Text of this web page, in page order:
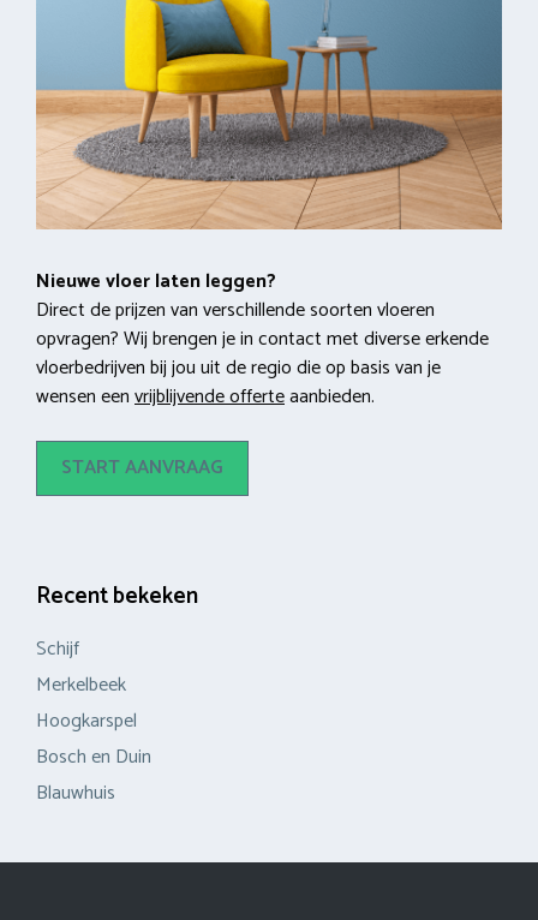
Nieuwe vloer laten leggen?
Direct de prijzen van verschillende soorten vloeren
opvragen? Wij brengen je in contact met diverse erkende
vloerbedrijven bij jou uit de regio die op basis van je
wensen eenvrijblijvende offerteaanbieden.
START AANVRAAG
Recent bekeken
Schijf
Merkelbeek
Hoogkarspel
Bosch en Duin
Blauwhuis